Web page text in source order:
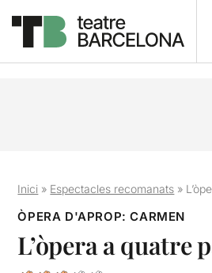
Inici » Espectacles recomanats »
ÒPERA D'APROP: CARMEN
L’òpera a quatre